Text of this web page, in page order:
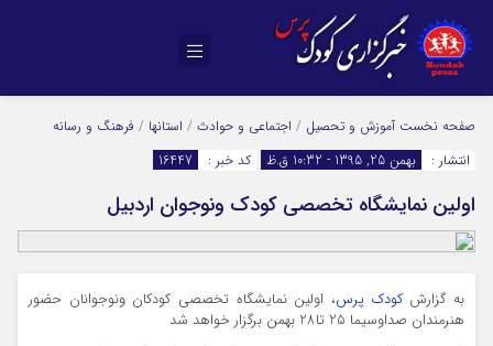
صفحه نخست آموزش و تحصیل / اجتماعی و حوادث / استانها / فرهنگ و رسانه
انتشار :
بهمن 25, 1395 - 10:32 ق.ظ کد خبر : 16447
اولین نمایشگاه تخصصی کودک ونوجوان اردبیل
به گزارشکودک پرس، اولین نمایشگاه تخصصی کودکان ونوجوانان حضور
هنرمندان صداوسیما 25 تا28 بهمن برگزار خواهد شد